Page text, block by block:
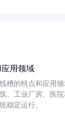
用领域
槽的特点和应用
、工业厂房、医
稳定运行。